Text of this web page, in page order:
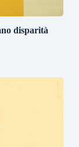
disparità